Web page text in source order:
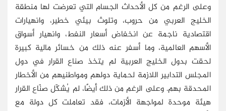
وعلى الرغم من كل الأحداث الجسام التي تعرضت لها منطقة
الخليج العربي من حروب، وتلوث بيئي خطير، وانهيارات
اقتصادية ناجمة عن انخفاض أسعار النفط، وانهيار أسواق
الأسهم العالمية، وما أسفر عنه ذلك من خسائر مالية كبيرة
لحقت بدول الخليج العربية لم يتخذ صناع القرار في دول
المجلس التدابير اللازمة لحماية دولهم ومواطنيهم من الأخطار
المحدقة بهم. وعلى الرغم من ذلك أيضًا، لم يُشكّل صنّاع القرار
هيئة موحدة لمواجهة الأزمات، فقد تعاملت كل دولة مع